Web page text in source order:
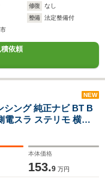
修復
なし
整備
法定整備付
依頼
NEW
ング 純正ナビ BT B
電スラ ステリモ 横滑
ールド レベライザー
本体価格
153.9 万円